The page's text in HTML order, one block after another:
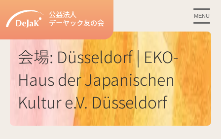
公益法人
デーヤック友の会
MENU
会場: Düsseldorf | EKO-
Haus der Japanischen
Kultur e.V. Düsseldorf